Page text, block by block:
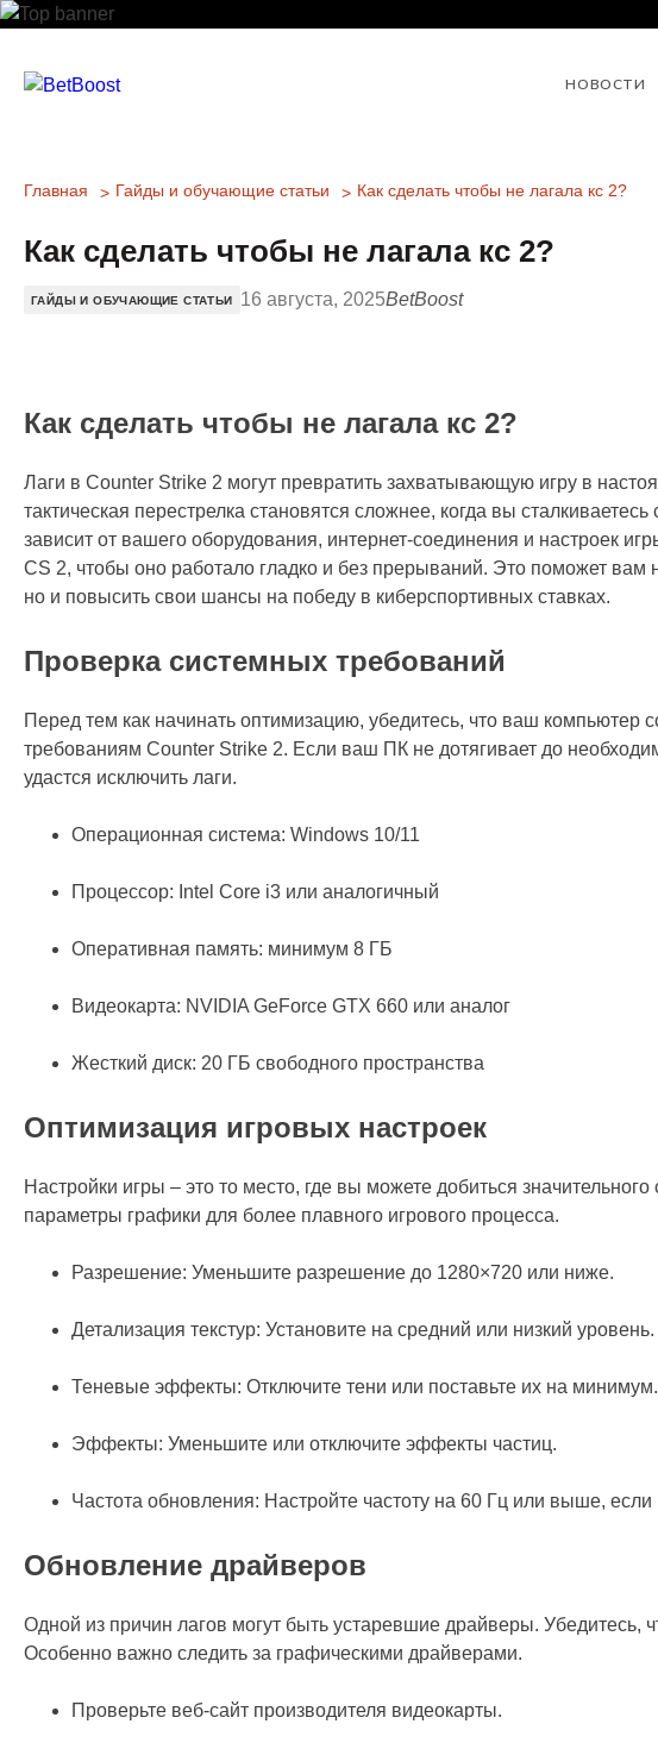
НОВОСТИ
Главная Гайды и обучающие статьи Как сделать чтобы не лагала кс 2?
Как сделать чтобы не лагала кс 2?
ГАЙДЫ И ОБУЧАЮЩИЕ СТАТЬИ 16 августа, 2025BetBoost
Как сделать чтобы не лагала кс 2?
Лаги в Counter Strike 2 могут превратить захватывающую игру в
тактическая перестрелка становятся сложнее, когда вы
зависит от вашего оборудования, интернет-соединения и настроек
CS 2, чтобы оно работало гладко и без прерываний. Это поможет вам
но и повысить свои шансы на победу в киберспортивных ставках.
Проверка системных требований
Перед тем как начинать оптимизацию, убедитесь, что ваш компьютер
требованиям Counter Strike 2. Если ваш ПК не дотягивает до
удастся исключить лаги.
Операционная система: Windows 10/11
Процессор: Intel Core i3 или аналогичный
Оперативная память: минимум 8 ГБ
Видеокарта: NVIDIA GeForce GTX 660 или аналог
Жесткий диск: 20 ГБ свободного пространства
Оптимизация игровых настроек
Настройки игры – это то место, где вы можете добиться
параметры графики для более плавного игрового процесса.
Разрешение: Уменьшите разрешение до 1280×720 или ниже.
Детализация текстур: Установите на средний или низкий уровень.
Теневые эффекты: Отключите тени или поставьте их на минимум.
Эффекты: Уменьшите или отключите эффекты частиц.
Частота обновления: Настройте частоту на 60 Гц или выше,
Обновление драйверов
Одной из причин лагов могут быть устаревшие драйверы.
Особенно важно следить за графическими драйверами.
Проверьте веб-сайт производителя видеокарты.